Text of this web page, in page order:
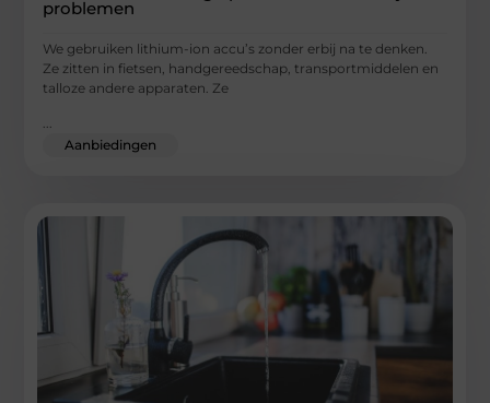
problemen
We gebruiken lithium-ion accu’s zonder erbij na te denken.
Ze zitten in fietsen, handgereedschap, transportmiddelen en
talloze andere apparaten. Ze
...
Aanbiedingen